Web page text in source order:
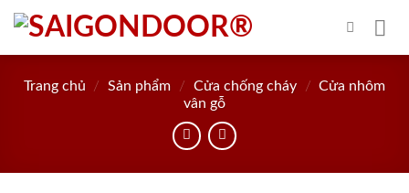
Skip
content
Trang chủ / Sản phẩm / Cửa chống cháy / Cửa nhôm
vân gỗ